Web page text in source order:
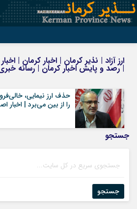
روبیکا
رمز عبور
مرا به خاطر بسپار
ارز آزاد | نذیر کرمان | اخبار کرمان |
| رصد و پایش اخبار کرمان | رسانه
حذف ارز نیمایی،
را از بین می‌برد | اخبار
جستجو
جستجو